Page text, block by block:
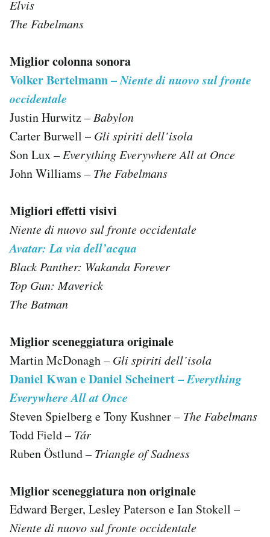
Elvis
The Fabelmans
Miglior colonna sonora
Volker Bertelmann –Niente di nuovo sul fronte
occidentale
Justin Hurwitz – Babylon
Carter Burwell – Gli spiriti dell’isola
Son Lux – Everything Everywhere All at Once
John Williams – The Fabelmans
Migliori effetti visivi
Niente di nuovo sul fronte occidentale
Avatar: La via dell’acqua
Black Panther: Wakanda Forever
Top Gun: Maverick
The Batman
Miglior sceneggiatura originale
Martin McDonagh – Gli spiriti dell’isola
Daniel Kwan e Daniel Scheinert –Everything
Everywhere All at Once
Steven Spielberg e Tony Kushner – The Fabelmans
Todd Field – Tár
Ruben Östlund – Triangle of Sadness
Miglior sceneggiatura non originale
Edward Berger, Lesley Paterson e Ian Stokell –
Niente di nuovo sul fronte occidentale